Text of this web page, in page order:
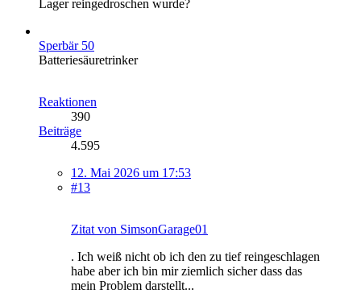
Lager reingedroschen wurde?
Sperbär 50
Batteriesäuretrinker
Reaktionen
390
Beiträge
4.595
12. Mai 2026 um 17:53
#13
Zitat von SimsonGarage01
. Ich weiß nicht ob ich den zu tief reingeschlagen
habe aber ich bin mir ziemlich sicher dass das
mein Problem darstellt...